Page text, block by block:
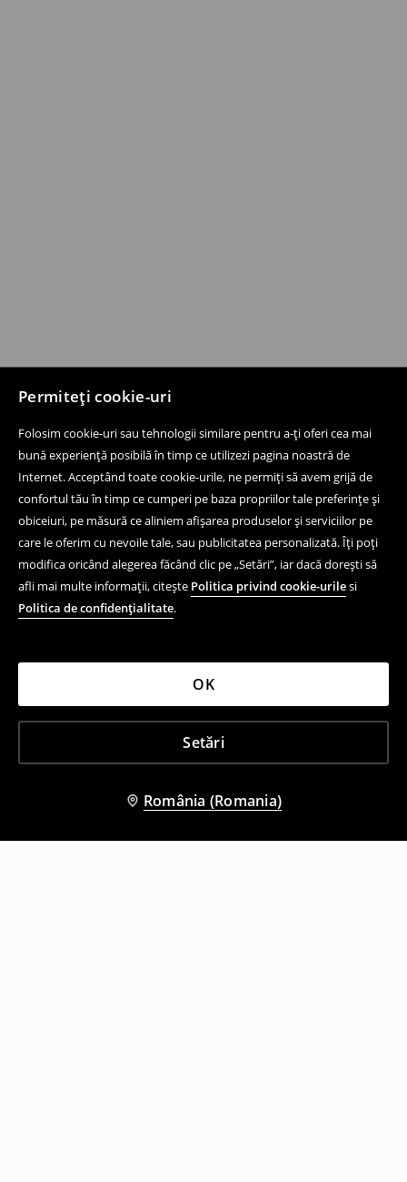
Permiteți cookie-uri
Folosim cookie-uri sau tehnologii similare pentru a-ți oferi cea mai
bună experiență posibilă în timp ce utilizezi pagina noastră de
Internet. Acceptând toate cookie-urile, ne permiți să avem grijă de
confortul tău în timp ce cumperi pe baza propriilor tale preferințe și
obiceiuri, pe măsură ce aliniem afișarea produselor și serviciilor pe
care le oferim cu nevoile tale, sau publicitatea personalizată. Îți poți
modifica oricând alegerea făcând clic pe „Setări”, iar dacă dorești să
afli mai multe informații, citește Politica privind cookie-urilesi
Politica de confidențialitate.
Setări
OK
România (Romania)